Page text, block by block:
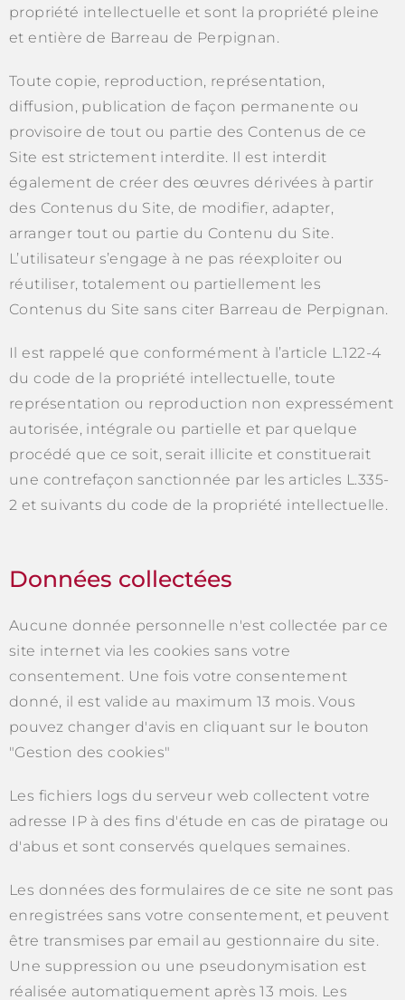
propriété intellectuelle et sont la propriété pleine
et entière de Barreau de Perpignan.
Toute copie, reproduction, représentation,
diffusion, publication de façon permanente ou
provisoire de tout ou partie des Contenus de ce
Site est strictement interdite. Il est interdit
également de créer des œuvres dérivées à partir
des Contenus du Site, de modifier, adapter,
arranger tout ou partie du Contenu du Site.
L’utilisateur s’engage à ne pas réexploiter ou
réutiliser, totalement ou partiellement les
Contenus du Site sans citer Barreau de Perpignan.
Il est rappelé que conformément à l’article L.122-4
du code de la propriété intellectuelle, toute
représentation ou reproduction non expressément
autorisée, intégrale ou partielle et par quelque
procédé que ce soit, serait illicite et constituerait
une contrefaçon sanctionnée par les articles L.335-
2 et suivants du code de la propriété intellectuelle.
Données collectées
Aucune donnée personnelle n'est collectée par ce
site internet via les cookies sans votre
consentement. Une fois votre consentement
donné, il est valide au maximum 13 mois. Vous
pouvez changer d'avis en cliquant sur le bouton
"Gestion des cookies"
Les fichiers logs du serveur web collectent votre
adresse IP à des fins d'étude en cas de piratage ou
d'abus et sont conservés quelques semaines.
Les données des formulaires de ce site ne sont pas
enregistrées sans votre consentement, et peuvent
être transmises par email au gestionnaire du site.
Une suppression ou une pseudonymisation est
réalisée automatiquement après 13 mois. Les